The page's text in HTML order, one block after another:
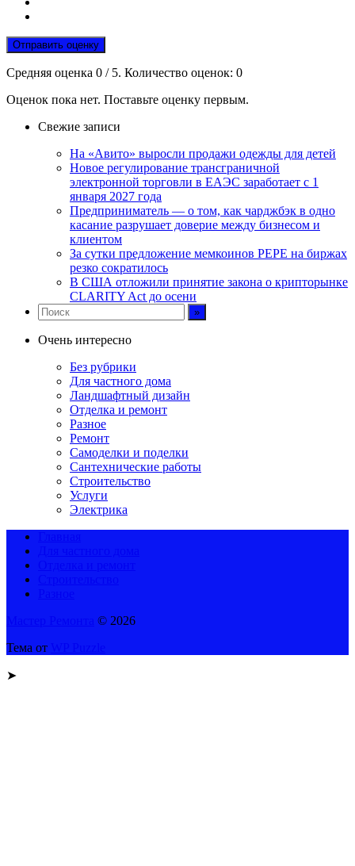
Отправить оценку
Средняя оценка 0 / 5. Количество оценок: 0
Оценок пока нет. Поставьте оценку первым.
Свежие записи
На «Авито» выросли продажи одежды для детей
Новое регулирование трансграничной
электронной торговли в ЕАЭС заработает с 1
января 2027 года
Предприниматель — о том, как чарджбэк в одно
касание разрушает доверие между бизнесом и
клиентом
За сутки предложение мемкоинов PEPE на биржах
резко сократилось
В США отложили принятие закона о крипторынке
CLARITY Act до осени
Очень интересно
Без рубрики
Для частного дома
Ландшафтный дизайн
Отделка и ремонт
Разное
Ремонт
Самоделки и поделки
Сантехнические работы
Строительство
Услуги
Электрика
© 2026
Тема от
➤